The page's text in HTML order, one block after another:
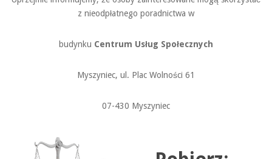
z nieodpłatnego poradnictwa w
budynku Centrum Usług Społecznych
Myszyniec, ul. Plac Wolności 61
07-430 Myszyniec